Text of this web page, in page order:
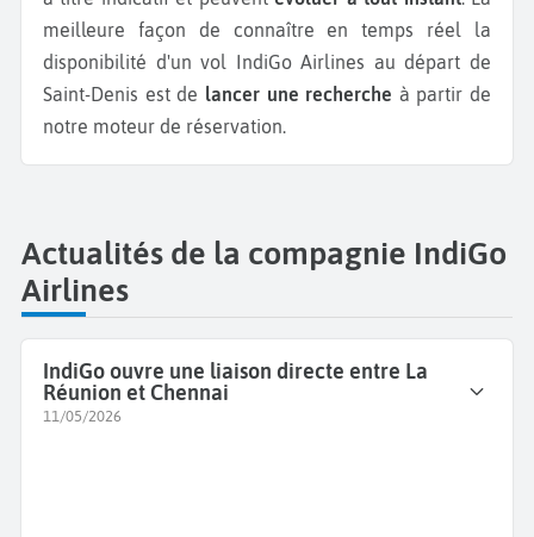
meilleure façon de connaître en temps réel la
disponibilité d'un vol IndiGo Airlines au départ de
Saint-Denis est de
lancer une recherche à partir de
notre moteur de réservation.
Actualités de la compagnie IndiGo
Airlines
IndiGo ouvre une liaison directe entre La
Réunion et Chennai
11/05/2026